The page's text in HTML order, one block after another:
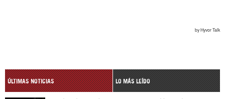
ÚLTIMAS NOTICIAS LO MÁS LEÍDO